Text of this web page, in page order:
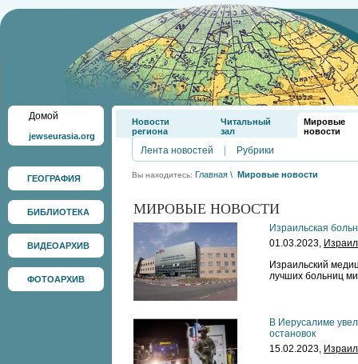
Домой
jewseurasia.org
ГЕОГРАФИЯ
БИБЛИОТЕКА
ВИДЕОАРХИВ
ФОТОАРХИВ
Новости
региона
Читальный
зал
Мировые
новости
Лента новостей Рубрики
Вы находитесь: Главная \ Мировые новости
МИРОВЫЕ НОВОСТИ
Израильская
01.03.2023,
Израильский
лучших больниц
В Иерусалиме
остановок
15.02.2023,